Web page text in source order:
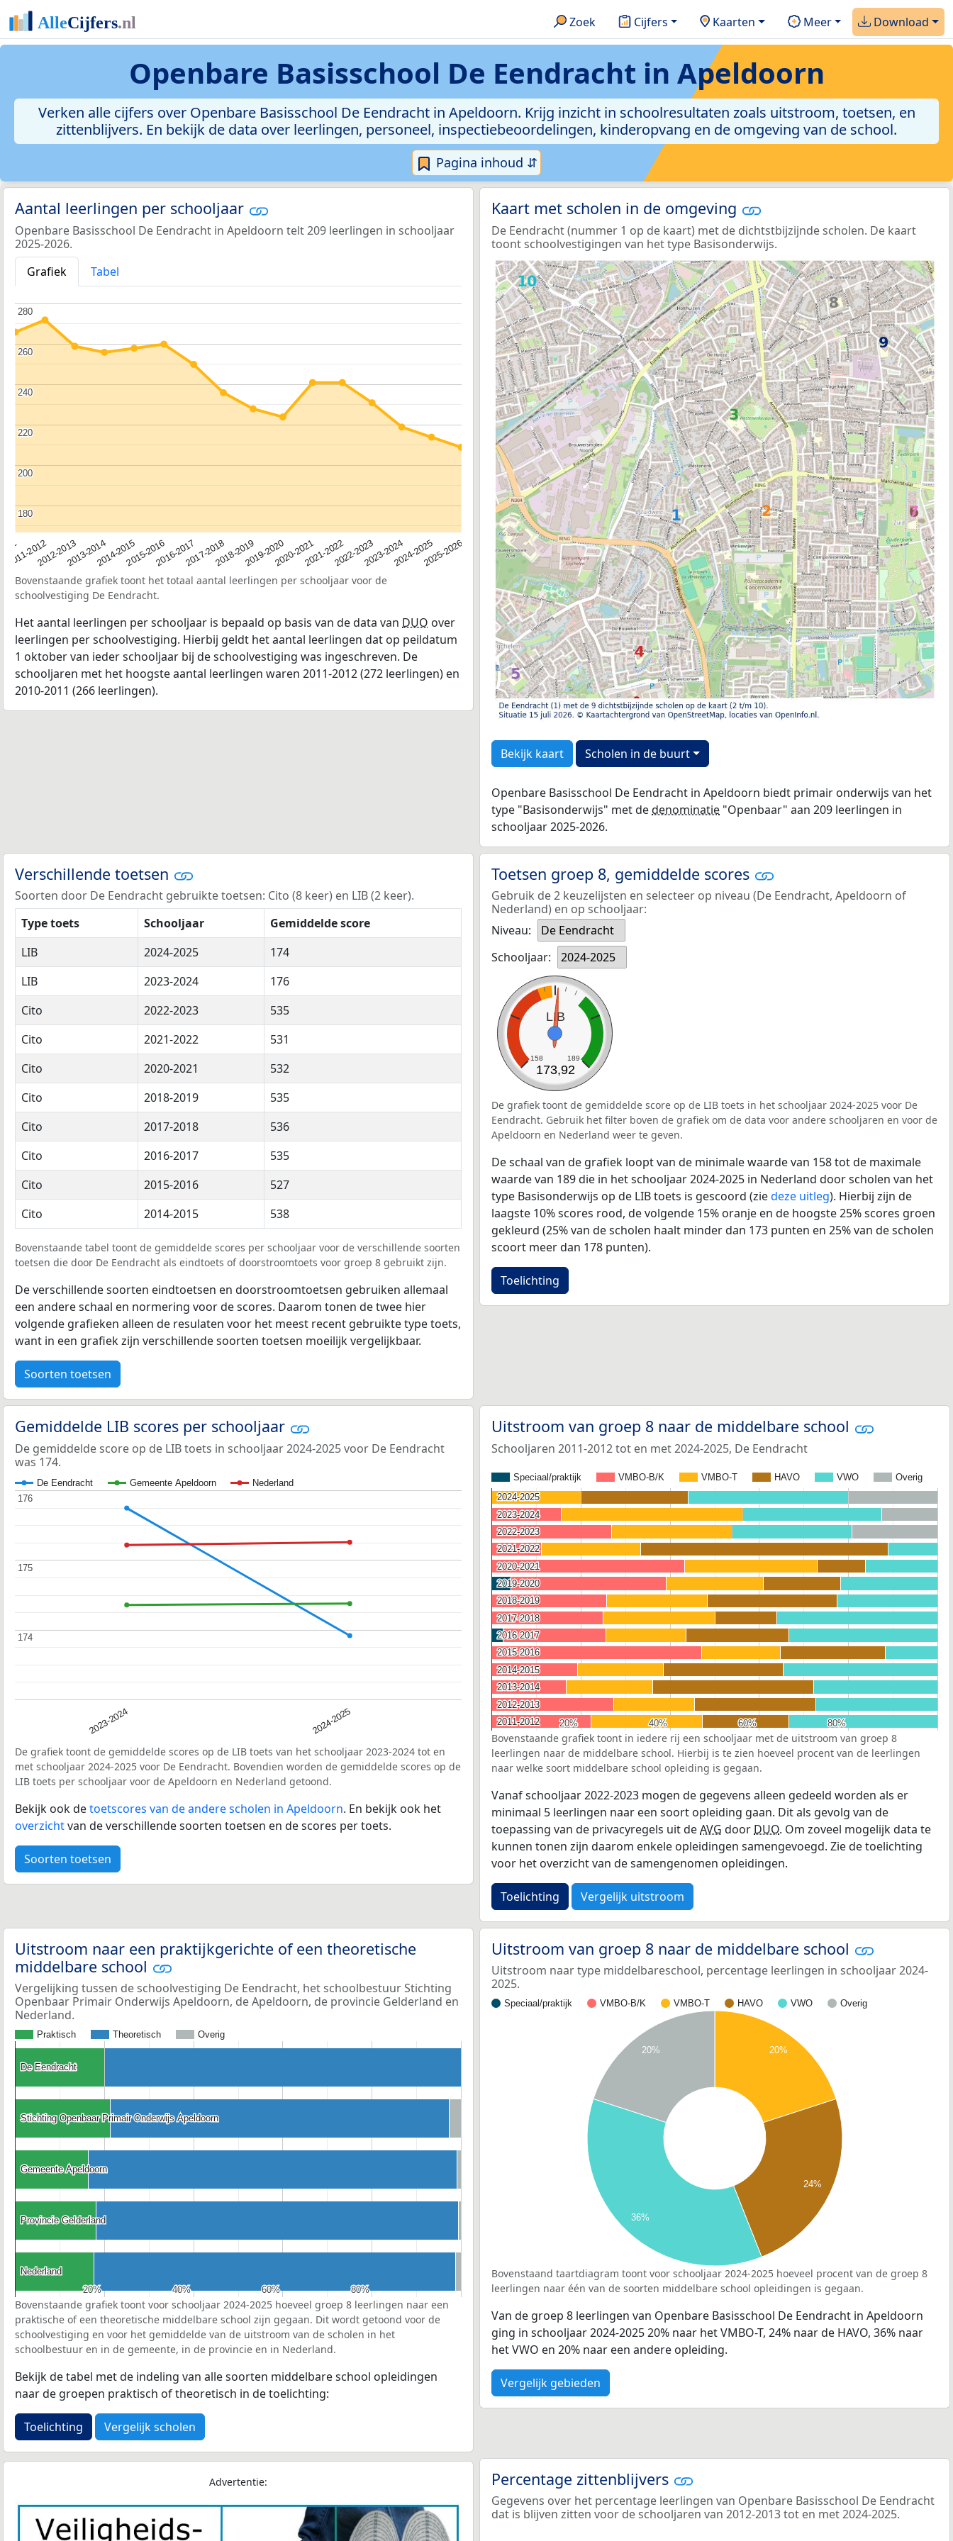
Zoek Cijfers Kaarten Meer Download
Openbare Basisschool De Eendracht in Apeldoorn
Verken alle cijfers over Openbare Basisschool De Eendracht in Apeldoorn. Krijg inzicht in schoolresultaten zoals uitstroom, toetsen, en
zittenblijvers. En bekijk de data over leerlingen, personeel, inspectiebeoordelingen, kinderopvang en de omgeving van de school.
Pagina inhoud ⇵
Aantal leerlingen per schooljaar
Openbare Basisschool De Eendracht in Apeldoorn telt 209 leerlingen in schooljaar
2025-2026.
Grafiek
Tabel
2011-20122012-20132013-20142014-20152015-20162016-20172017-20182018-20192019-20202020-20212021-20222022-20232023-20242024-20252025-2026
180
180
200
200
220
220
240
240
260
260
280
280
Bovenstaande grafiek toont het totaal aantal leerlingen per schooljaar voor de
schoolvestiging De Eendracht.
Het aantal leerlingen per schooljaar is bepaald op basis van de data van DUO over
leerlingen per schoolvestiging. Hierbij geldt het aantal leerlingen dat op peildatum
1 oktober van ieder schooljaar bij de schoolvestiging was ingeschreven. De
schooljaren met het hoogste aantal leerlingen waren 2011-2012 (272 leerlingen) en
2010-2011 (266 leerlingen).
Kaart met scholen in de omgeving
De Eendracht (nummer 1 op de kaart) met de dichtstbijzijnde scholen. De kaart
toont schoolvestigingen van het type Basisonderwijs.
Bekijk kaart Scholen in de buurt
Openbare Basisschool De Eendracht in Apeldoorn biedt primair onderwijs van het
type "Basisonderwijs" met dedenominatie "Openbaar" aan 209 leerlingen in
schooljaar 2025-2026.
Verschillende toetsen
Soorten door De Eendracht gebruikte toetsen: Cito (8 keer) en LIB (2 keer).
Type toets
Schooljaar
Gemiddelde score
LIB
2024-2025
174
LIB
2023-2024
176
Cito
2022-2023
535
Cito
2021-2022
531
Cito
2020-2021
532
Cito
2018-2019
535
Cito
2017-2018
536
Cito
2016-2017
535
Cito
2015-2016
527
Cito
2014-2015 538
Bovenstaande tabel toont de gemiddelde scores per schooljaar voor de verschillende soorten
toetsen die door De Eendracht als eindtoets of doorstroomtoets voor groep 8 gebruikt zijn.
De verschillende soorten eindtoetsen en doorstroomtoetsen gebruiken allemaal
een andere schaal en normering voor de scores. Daarom tonen de twee hier
volgende grafieken alleen de resulaten voor het meest recent gebruikte type toets,
want in een grafiek zijn verschillende soorten toetsen moeilijk vergelijkbaar.
Soorten toetsen
Toetsen groep 8, gemiddelde scores
Gebruik de 2 keuzelijsten en selecteer op niveau (De Eendracht, Apeldoorn of
Nederland) en op schooljaar:
Niveau:
De Eendracht
Schooljaar:
2024-2025
LIB
158 189
173,92
De grafiek toont de gemiddelde score op de LIB toets in het schooljaar 2024-2025 voor De
Eendracht. Gebruik het filter boven de grafiek om de data voor andere schooljaren en voor de
Apeldoorn en Nederland weer te geven.
De schaal van de grafiek loopt van de minimale waarde van 158 tot de maximale
waarde van 189 die in het schooljaar 2024-2025 in Nederland door scholen van het
type Basisonderwijs op de LIB toets is gescoord (ziedeze uitleg). Hierbij zijn de
laagste 10% scores rood, de volgende 15% oranje en de hoogste 25% scores groen
gekleurd (25% van de scholen haalt minder dan 173 punten en 25% van de scholen
scoort meer dan 178 punten).
Toelichting
Gemiddelde LIB scores per schooljaar
De gemiddelde score op de LIB toets in schooljaar 2024-2025 voor De Eendracht
was 174.
De Eendracht Gemeente Apeldoorn Nederland
2023-2024 2024-2025
174
174
175
175
176
176
De grafiek toont de gemiddelde scores op de LIB toets van het schooljaar 2023-2024 tot en
met schooljaar 2024-2025 voor De Eendracht. Bovendien worden de gemiddelde scores op de
LIB toets per schooljaar voor de Apeldoorn en Nederland getoond.
Bekijk ook detoetscores van de andere scholen in Apeldoorn. En bekijk ook het
overzichtvan de verschillende soorten toetsen en de scores per toets.
Soorten toetsen
Uitstroom van groep 8 naar de middelbare school
Schooljaren 2011-2012 tot en met 2024-2025, De Eendracht
Speciaal/praktijk VMBO-B/K VMBO-T HAVO VWO Overig
20%
20% 40%
40% 60%
60% 80%
80%
2024-2025
2024-2025
2023-2024
2023-2024
2022-2023
2022-2023
2021-2022
2021-2022
2020-2021
2020-2021
2019-2020
2019-2020
2018-2019
2018-2019
2017-2018
2017-2018
2016-2017
2016-2017
2015-2016
2015-2016
2014-2015
2014-2015
2013-2014
2013-2014
2012-2013
2012-2013
2011-2012
2011-2012
Bovenstaande grafiek toont in iedere rij een schooljaar met de uitstroom van groep 8
leerlingen naar de middelbare school. Hierbij is te zien hoeveel procent van de leerlingen
naar welke soort middelbare school opleiding is gegaan.
Vanaf schooljaar 2022-2023 mogen de gegevens alleen gedeeld worden als er
minimaal 5 leerlingen naar een soort opleiding gaan. Dit als gevolg van de
toepassing van de privacyregels uit deAVG door DUO. Om zoveel mogelijk data te
kunnen tonen zijn daarom enkele opleidingen samengevoegd. Zie de toelichting
voor het overzicht van de samengenomen opleidingen.
Toelichting Vergelijk uitstroom
Uitstroom naar een praktijkgerichte of een theoretische
middelbare school
Vergelijking tussen de schoolvestiging De Eendracht, het schoolbestuur Stichting
Openbaar Primair Onderwijs Apeldoorn, de Apeldoorn, de provincie Gelderland en
Nederland.
Praktisch Theoretisch Overig
20%
20% 40%
40% 60%
60% 80%
80%
De Eendracht
De Eendracht
Stichting Openbaar Primair Onderwijs Apeldoorn
Stichting Openbaar Primair Onderwijs Apeldoorn
Gemeente Apeldoorn
Gemeente Apeldoorn
Provincie Gelderland
Provincie Gelderland
Nederland
Nederland
Bovenstaande grafiek toont voor schooljaar 2024-2025 hoeveel groep 8 leerlingen naar een
praktische of een theoretische middelbare school zijn gegaan. Dit wordt getoond voor de
schoolvestiging en voor het gemiddelde van de uitstroom van de scholen in het
schoolbestuur en in de gemeente, in de provincie en in Nederland.
Bekijk de tabel met de indeling van alle soorten middelbare school opleidingen
naar de groepen praktisch of theoretisch in de toelichting:
Toelichting Vergelijk scholen
Uitstroom van groep 8 naar de middelbare school
Uitstroom naar type middelbareschool, percentage leerlingen in schooljaar 2024-
2025.
Speciaal/praktijk VMBO-B/K VMBO-T HAVO VWO Overig
20%
24%
20%
36%
Bovenstaand taartdiagram toont voor schooljaar 2024-2025 hoeveel procent van de groep 8
leerlingen naar één van de soorten middelbare school opleidingen is gegaan.
Van de groep 8 leerlingen van Openbare Basisschool De Eendracht in Apeldoorn
ging in schooljaar 2024-2025 20% naar het VMBO-T, 24% naar de HAVO, 36% naar
het VWO en 20% naar een andere opleiding.
Vergelijk gebieden
Advertentie: Percentage zittenblijvers
Gegevens over het percentage leerlingen van Openbare Basisschool De Eendracht
dat is blijven zitten voor de schooljaren van 2012-2013 tot en met 2024-2025.